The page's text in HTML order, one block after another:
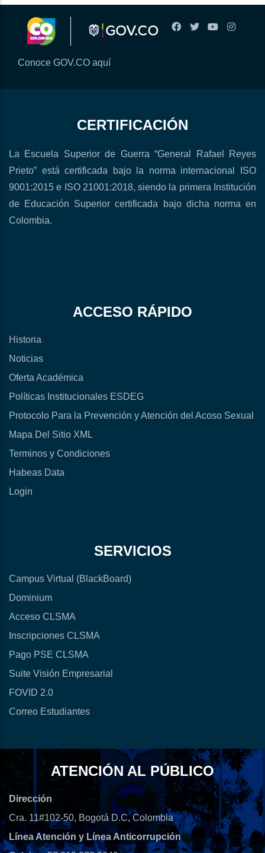
Conoce GOV.CO aquí
CERTIFICACIÓN
La Escuela Superior de Guerra “General Rafael Reyes
Prieto” está certificada bajo la norma internacional ISO
9001:2015 e ISO 21001:2018, siendo la primera Institución
de Educación Superior certificada bajo dicha norma en
Colombia.
ACCESO RÁPIDO
Historia
Noticias
Oferta Académica
Políticas Institucionales ESDEG
Protocolo Para la Prevención y Atención del Acoso Sexual
Mapa Del Sitio XML
Terminos y Condiciones
Habeas Data
Login
SERVICIOS
Campus Virtual (BlackBoard)
Dominium
Acceso CLSMA
Inscripciones CLSMA
Pago PSE CLSMA
Suite Visión Empresarial
FOVID 2.0
Correo Estudiantes
ATENCIÓN AL PÚBLICO
Dirección
Cra. 11#102-50, Bogotá D.C, Colombia
Línea Atención y Línea Anticorrupción